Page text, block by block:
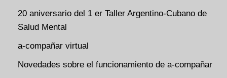
20 aniversario del 1 er Taller Argentino-Cubano de
Salud Mental
a-compañar virtual
Novedades sobre el funcionamiento de a-compañar